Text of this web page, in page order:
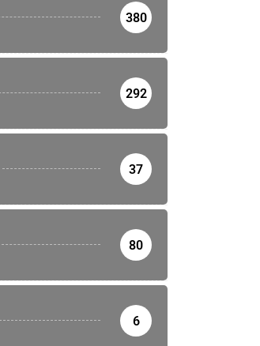
380
292
37
80
6